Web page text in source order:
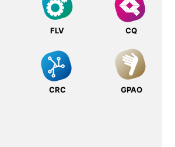
FLV CQ
CRC GPAO